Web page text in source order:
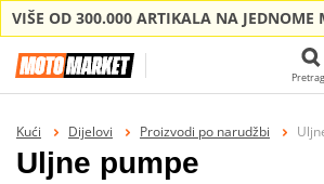
VIŠE OD 300.000 ARTIKALA NA
Kući Dijelovi Proizvodi po narudžbi
Uljne pumpe